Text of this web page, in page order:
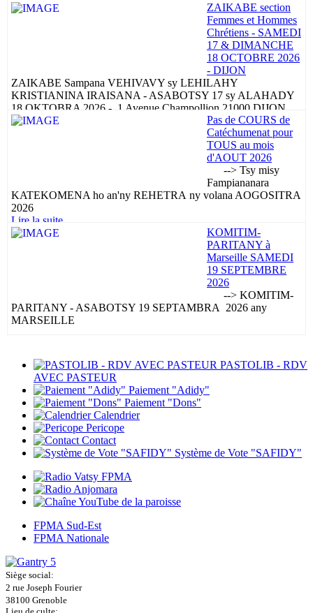
Lire la suite ...
ZAIKABE section
Femmes et Hommes
Chrétiens - SAMEDI
17 & DIMANCHE
18 OCTOBRE 2026
- DIJON
ZAIKABE Sampana VEHIVAVY sy LEHILAHY
KRISTIANINA IRAISANA - ASABOTSY 17 sy ALAHADY
18 OKTOBRA 2026 - 1 Avenue Champollion 21000 DIJON
...Pas de COURS de
Catéchumenat pour
TOUS au mois
d'AOUT 2026
--> Tsy misy
Fampiananara
KATEKOMENA ho an'ny REHETRA ny volana AOGOSITRA
2026
Lire la suite ...
KOMITIM-
PARITANY à
Marseille SAMEDI
19 SEPTEMBRE
2026
--> KOMITIM-
PARITANY - ASABOTSY 19 SEPTAMBRA 2026 any
MARSEILLE
PASTOLIB - RDV
AVEC PASTEUR
Paiement "Adidy"
Paiement "Dons"
Calendrier
Pericope
Contact
Système de Vote "SAFIDY"
FPMA Sud-Est
FPMA Nationale
Siège social:
2 rue Joseph Fourier
38100 Grenoble